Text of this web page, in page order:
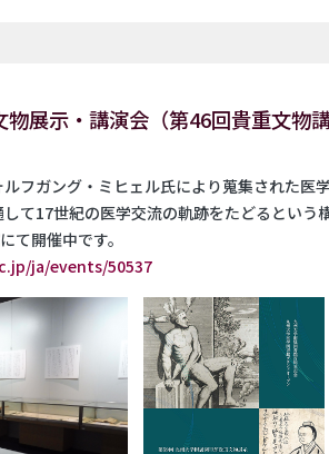
展示・講演会（第46回貴重文物
フガング・ミヒェル氏により蒐集された医
て17世紀の医学交流の軌跡をたどるとい
て開催中です。
ja/events/50537